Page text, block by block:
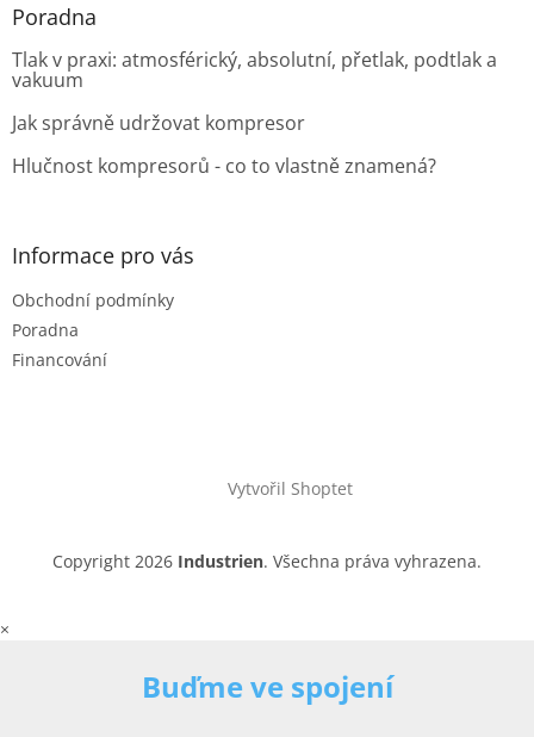
Poradna
Tlak v praxi: atmosférický, absolutní, přetlak, podtlak a
vakuum
Jak správně udržovat kompresor
Hlučnost kompresorů - co to vlastně znamená?
Informace pro vás
Obchodní podmínky
Poradna
Financování
Vytvořil Shoptet
Copyright 2026 Industrien. Všechna práva vyhrazena.
×
Buďme ve spojení